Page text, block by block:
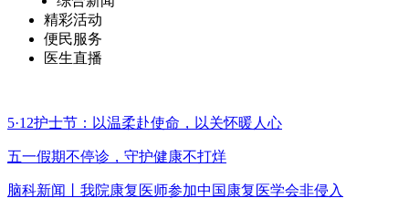
精彩活动
便民服务
医生直播
5·12护士节：以温柔赴使命，以关怀暖人心
五一假期不停诊，守护健康不打烊
脑科新闻丨我院康复医师参加中国康复医学会非侵入